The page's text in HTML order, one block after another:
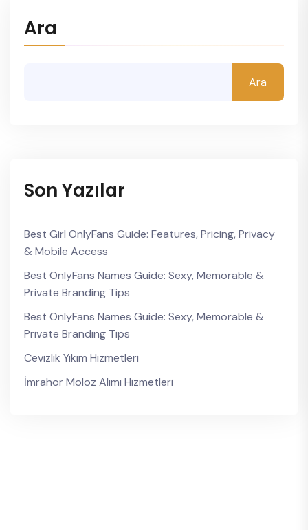
Ara
Ara
Son Yazılar
Best Girl OnlyFans Guide: Features, Pricing, Privacy
& Mobile Access
Best OnlyFans Names Guide: Sexy, Memorable &
Private Branding Tips
Best OnlyFans Names Guide: Sexy, Memorable &
Private Branding Tips
Cevizlik Yıkım Hizmetleri
İmrahor Moloz Alımı Hizmetleri